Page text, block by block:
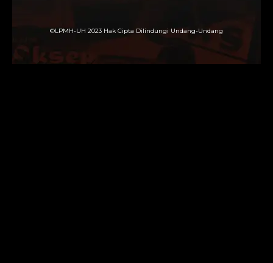
©LPMH-UH 2023 Hak Cipta Dilindungi Undang-Undang